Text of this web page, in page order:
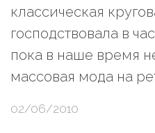
классическая
господствовала в
пока в наше время
массовая мода на
02/06/2010